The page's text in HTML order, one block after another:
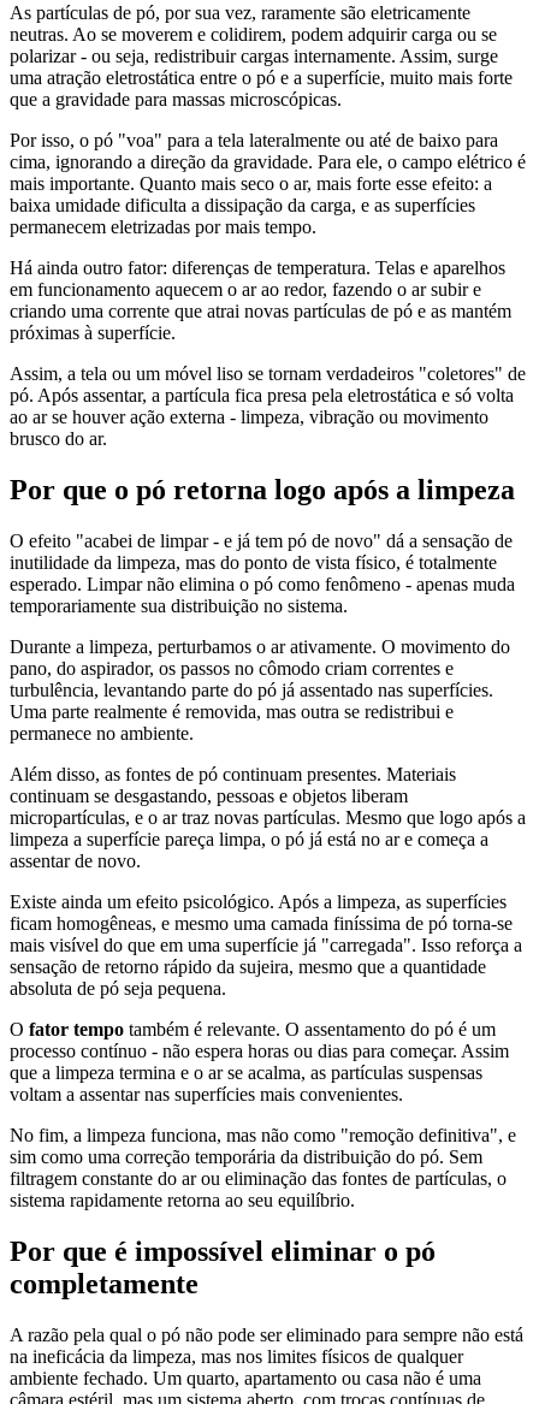
As partículas de pó, por sua vez, raramente são eletricamente
neutras. Ao se moverem e colidirem, podem adquirir carga ou se
polarizar - ou seja, redistribuir cargas internamente. Assim, surge
uma atração eletrostática entre o pó e a superfície, muito mais forte
que a gravidade para massas microscópicas.
Por isso, o pó "voa" para a tela lateralmente ou até de baixo para
cima, ignorando a direção da gravidade. Para ele, o campo elétrico é
mais importante. Quanto mais seco o ar, mais forte esse efeito: a
baixa umidade dificulta a dissipação da carga, e as superfícies
permanecem eletrizadas por mais tempo.
Há ainda outro fator: diferenças de temperatura. Telas e aparelhos
em funcionamento aquecem o ar ao redor, fazendo o ar subir e
criando uma corrente que atrai novas partículas de pó e as mantém
próximas à superfície.
Assim, a tela ou um móvel liso se tornam verdadeiros "coletores" de
pó. Após assentar, a partícula fica presa pela eletrostática e só volta
ao ar se houver ação externa - limpeza, vibração ou movimento
brusco do ar.
Por que o pó retorna logo após a limpeza
O efeito "acabei de limpar - e já tem pó de novo" dá a sensação de
inutilidade da limpeza, mas do ponto de vista físico, é totalmente
esperado. Limpar não elimina o pó como fenômeno - apenas muda
temporariamente sua distribuição no sistema.
Durante a limpeza, perturbamos o ar ativamente. O movimento do
pano, do aspirador, os passos no cômodo criam correntes e
turbulência, levantando parte do pó já assentado nas superfícies.
Uma parte realmente é removida, mas outra se redistribui e
permanece no ambiente.
Além disso, as fontes de pó continuam presentes. Materiais
continuam se desgastando, pessoas e objetos liberam
micropartículas, e o ar traz novas partículas. Mesmo que logo após a
limpeza a superfície pareça limpa, o pó já está no ar e começa a
assentar de novo.
Existe ainda um efeito psicológico. Após a limpeza, as superfícies
ficam homogêneas, e mesmo uma camada finíssima de pó torna-se
mais visível do que em uma superfície já "carregada". Isso reforça a
sensação de retorno rápido da sujeira, mesmo que a quantidade
absoluta de pó seja pequena.
O fator tempo também é relevante. O assentamento do pó é um
processo contínuo - não espera horas ou dias para começar. Assim
que a limpeza termina e o ar se acalma, as partículas suspensas
voltam a assentar nas superfícies mais convenientes.
No fim, a limpeza funciona, mas não como "remoção definitiva", e
sim como uma correção temporária da distribuição do pó. Sem
filtragem constante do ar ou eliminação das fontes de partículas, o
sistema rapidamente retorna ao seu equilíbrio.
Por que é impossível eliminar o pó
completamente
A razão pela qual o pó não pode ser eliminado para sempre não está
na ineficácia da limpeza, mas nos limites físicos de qualquer
ambiente fechado. Um quarto, apartamento ou casa não é uma
câmara estéril, mas um sistema aberto, com trocas contínuas de